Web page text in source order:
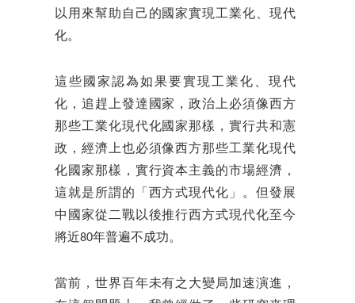
以用來幫助自己的國家實現工業化、現代
化。
這些國家認為如果要實現工業化、現代
化，追趕上發達國家，政治上必須像西方
那些工業化現代化國家那樣，實行共和憲
政，經濟上也必須像西方那些工業化現代
化國家那樣，實行資本主義的市場經濟，
這就是所謂的「西方式現代化」。但發展
中國家從二戰以後推行西方式現代化至今
將近80年普遍不成功。
當前，世界百年未有之大變局加速演進，